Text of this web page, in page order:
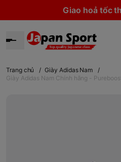
Giao hoả tốc
Trang chủ / Giày Adidas Nam
/
Giày Adidas Nam Chính hãng -